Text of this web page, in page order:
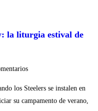
la liturgia estival de
Steelers se instalen en
su campamento de verano,